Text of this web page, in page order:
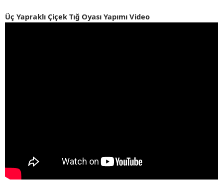
Üç Yapraklı Çiçek Tığ Oyası Yapımı Video